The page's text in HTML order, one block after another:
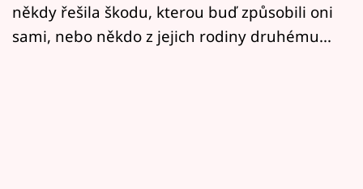
Přihlášení
někdy řešila škodu, kterou buď způsobili oni
sami, nebo někdo z jejich rodiny druhému...